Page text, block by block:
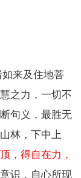
来及住地菩
之力，一切不
句义，最胜无
林，下中上
，得自在力，
识，自心所现